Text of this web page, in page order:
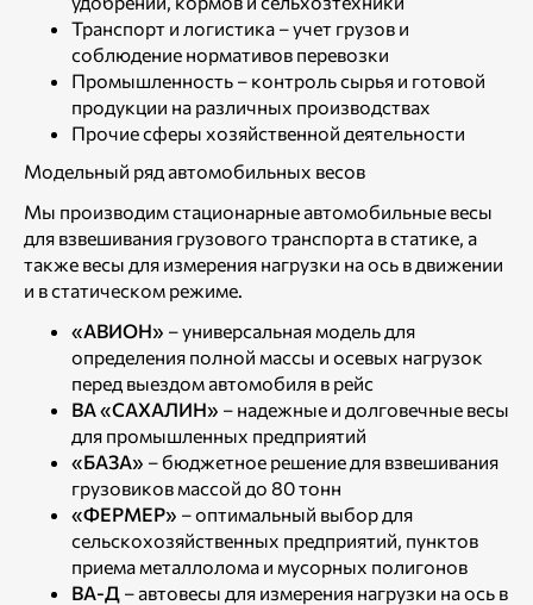
Транспорт и логистика – учет грузов и
соблюдение нормативов перевозки
Промышленность – контроль сырья и готовой
продукции на различных производствах
Прочие сферы хозяйственной деятельности
Модельный ряд автомобильных весов
Мы производим стационарные автомобильные весы
для взвешивания грузового транспорта в статике, а
также весы для измерения нагрузки на ось в движении
и в статическом режиме.
«АВИОН» – универсальная модель для
определения полной массы и осевых нагрузок
перед выездом автомобиля в рейс
ВА «САХАЛИН» – надежные и долговечные весы
для промышленных предприятий
«БАЗА» – бюджетное решение для взвешивания
грузовиков массой до 80 тонн
«ФЕРМЕР» – оптимальный выбор для
сельскохозяйственных предприятий, пунктов
приема металлолома и мусорных полигонов
ВА-Д – автовесы для измерения нагрузки на ось в